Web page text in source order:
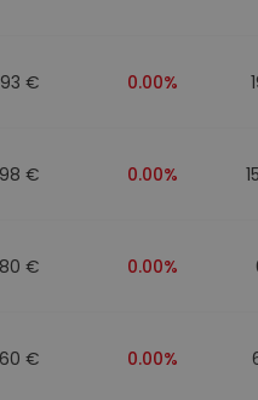
€ 0.00%
€ 0.00%
€ 0.00%
€ 0.00%